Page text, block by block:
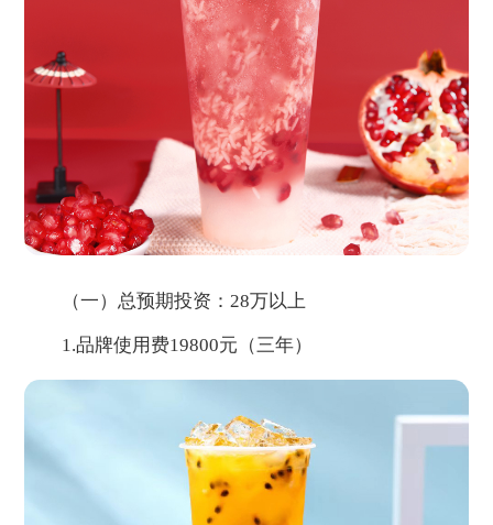
（一）总预期投资：28万以上
1.品牌使用费19800元（三年）